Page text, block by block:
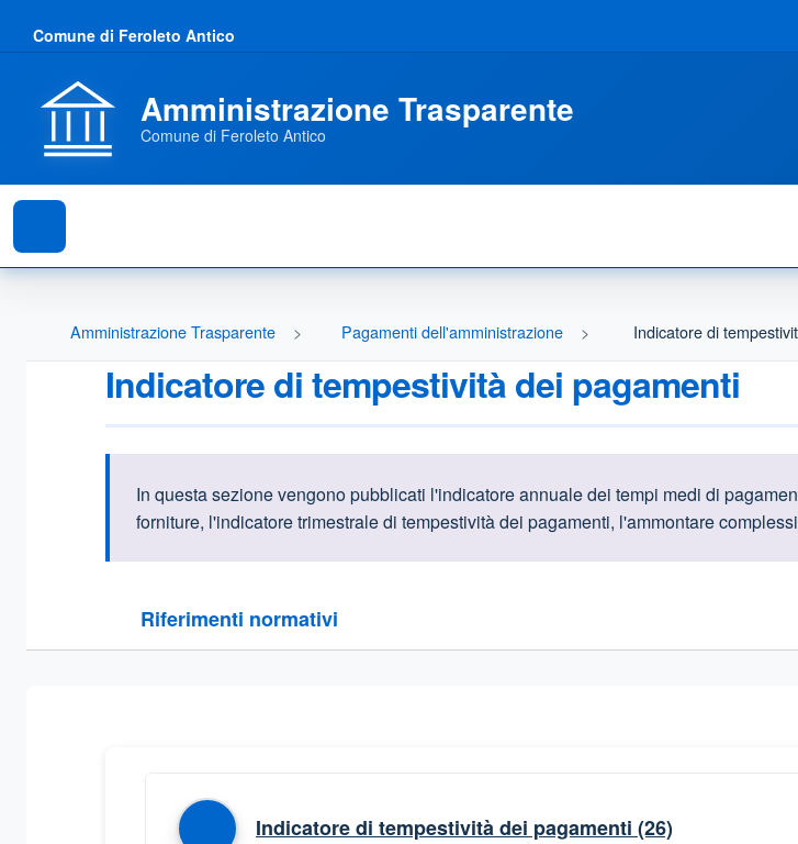
Comune di Feroleto Antico
Amministrazione Trasparente
Comune di Feroleto Antico
Amministrazione Trasparente Pagamenti dell'amministrazione Indicatore di
Indicatore di tempestività dei pagamenti
Informazioni introduttive
In questa sezione vengono pubblicati l'indicatore annuale dei tempi medi di
forniture, l'indicatore trimestrale di tempestività dei pagamenti, l'ammontare
Riferimenti normativi
Sezione compressa
Indicatore di tempestività dei pagamenti (26)